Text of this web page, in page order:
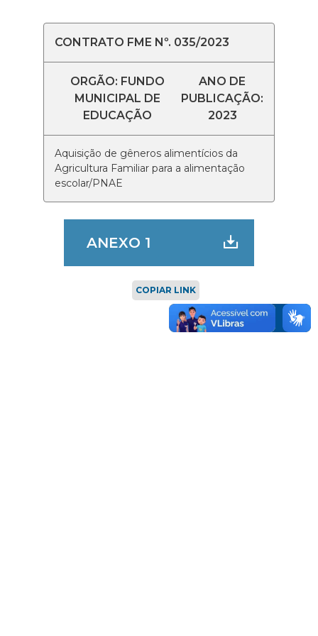
CONTRATO FME Nº. 035/2023
ORGÃO: FUNDO
MUNICIPAL DE
EDUCAÇÃO
ANO DE
PUBLICAÇÃO:
2023
Aquisição de gêneros alimentícios da
Agricultura Familiar para a alimentação
escolar/PNAE
ANEXO 1
COPIAR LINK